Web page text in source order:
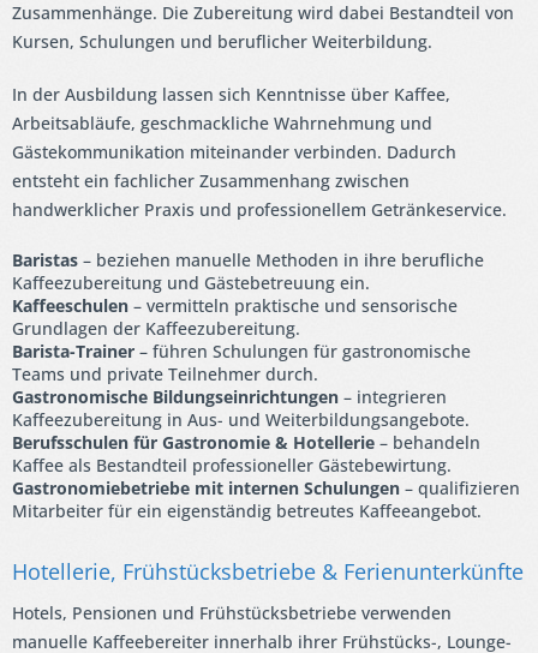
Zusammenhänge. Die Zubereitung wird dabei Bestandteil von
Kursen, Schulungen und beruflicher Weiterbildung.
In der Ausbildung lassen sich Kenntnisse über Kaffee,
Arbeitsabläufe, geschmackliche Wahrnehmung und
Gästekommunikation miteinander verbinden. Dadurch
entsteht ein fachlicher Zusammenhang zwischen
handwerklicher Praxis und professionellem Getränkeservice.
Baristas – beziehen manuelle Methoden in ihre berufliche
Kaffeezubereitung und Gästebetreuung ein.
Kaffeeschulen – vermitteln praktische und sensorische
Grundlagen der Kaffeezubereitung.
Barista-Trainer – führen Schulungen für gastronomische
Teams und private Teilnehmer durch.
Gastronomische Bildungseinrichtungen – integrieren
Kaffeezubereitung in Aus- und Weiterbildungsangebote.
Berufsschulen für Gastronomie & Hotellerie – behandeln
Kaffee als Bestandteil professioneller Gästebewirtung.
Gastronomiebetriebe mit internen Schulungen – qualifizieren
Mitarbeiter für ein eigenständig betreutes Kaffeeangebot.
Hotellerie, Frühstücksbetriebe & Ferienunterkünfte
Hotels, Pensionen und Frühstücksbetriebe verwenden
manuelle Kaffeebereiter innerhalb ihrer Frühstücks-, Lounge-